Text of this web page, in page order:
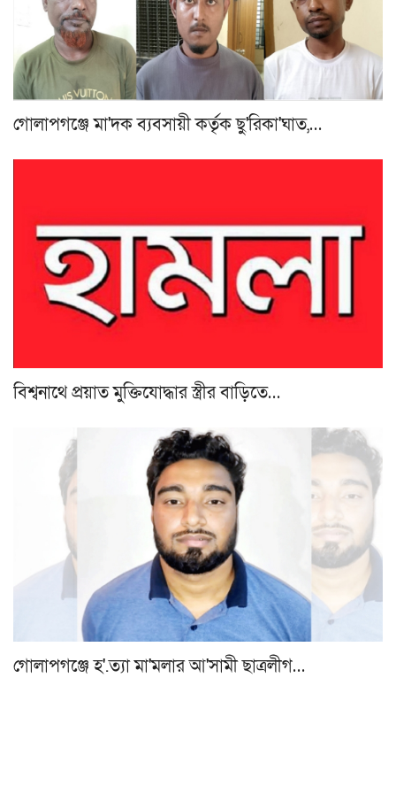
গোলাপগঞ্জে মা'দক ব্যবসায়ী কর্তৃক ছু'রিকা'ঘাত,…
বিশ্বনাথে প্রয়াত মুক্তিযোদ্ধার স্ত্রীর বাড়িতে…
গোলাপগঞ্জে হ'.ত্যা মা'মলার আ'সামী ছাত্রলীগ…